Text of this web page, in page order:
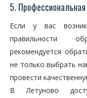
5.
Если у вас
правильности
рекомендуется
не только выбрать
провести
В Летуново